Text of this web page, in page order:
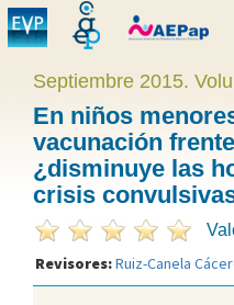
Septiembre 2015.
En niños
vacunación
¿disminuye las
crisis
Revisores:Ruiz-Canela